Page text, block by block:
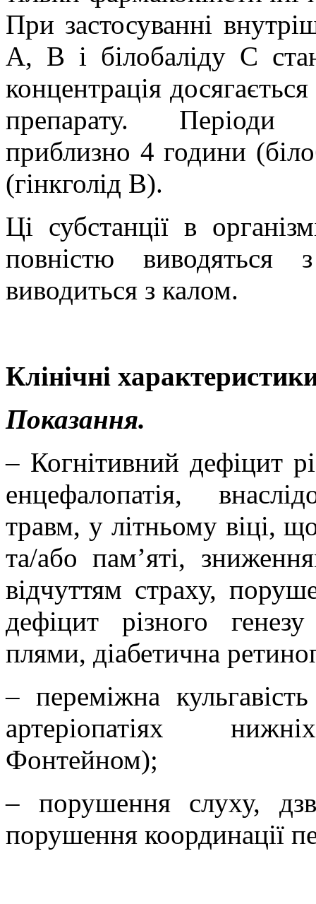
При застосуванні
А, В і білобаліду С
концентрація
препарату. Періоди
приблизно 4 години
(гінкголід В).
Ці субстанції в
повністю виводяться
виводиться з калом.
Клінічні
Показання.
– Когнітивний дефіцит
енцефалопатія,
травм, у літньому віці,
та/або пам’яті,
відчуттям страху,
дефіцит різного
плями, діабетична
– переміжна
артеріопатіях
Фонтейном);
– порушення слуху,
порушення координації